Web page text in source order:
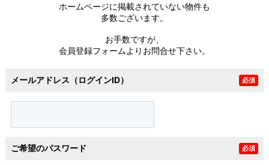
ホームページに掲載されていない物件も
多数ございます。
お手数ですが、
会員登録フォームよりお問合せ下さい。
メールアドレス（ログインID） 必須
ご希望のパスワード 必須